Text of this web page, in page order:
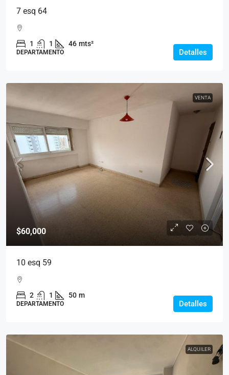
7 esq 64
1 1 46 mts²
DEPARTAMENTO Detalles
VENTA
$60,000
10 esq 59
2 1 50 m
DEPARTAMENTO Detalles
ALQUILER